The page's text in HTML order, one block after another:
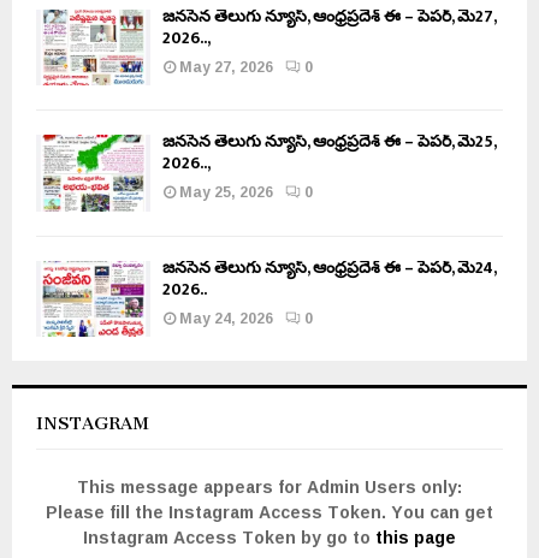
జనసేన తెలుగు న్యూస్, ఆంధ్రప్రదేశ్ ఈ – పేపర్, మే27,
2026..,
May 27, 2026
0
జనసేన తెలుగు న్యూస్, ఆంధ్రప్రదేశ్ ఈ – పేపర్, మే25,
2026..,
May 25, 2026
0
జనసేన తెలుగు న్యూస్, ఆంధ్రప్రదేశ్ ఈ – పేపర్, మే24,
2026..
May 24, 2026
0
INSTAGRAM
This message appears for Admin Users only:
Please fill the Instagram Access Token. You can get
Instagram Access Token by go to this page